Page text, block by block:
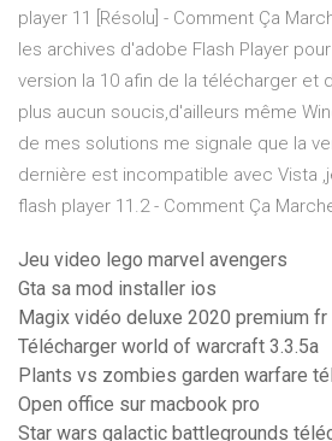
player 11 [Résolu] - Comment Ça
les archives d'adobe Flash Player
version la 10 afin de la télécharger et
plus aucun soucis,d'ailleurs même
de mes solutions me signale que la
dernière est incompatible avec Vista
flash player 11.2 - Comment Ça
Jeu video lego marvel avengers
Gta sa mod installer ios
Magix vidéo deluxe 2020 premium fr
Télécharger world of warcraft 3.3.5a
Plants vs zombies garden warfare
Open office sur macbook pro
Star wars galactic battlegrounds